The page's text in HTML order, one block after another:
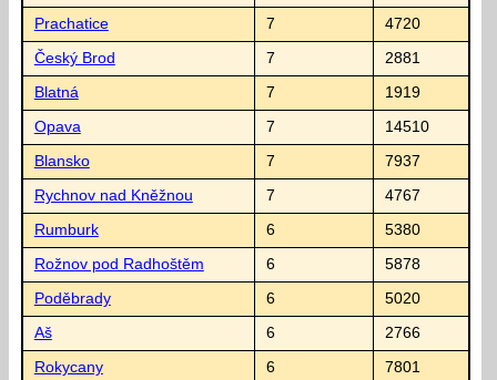
Prachatice 7 4720
Český Brod 7 2881
Blatná 7 1919
Opava 7 14510
Blansko 7 7937
Rychnov nad Kněžnou 7 4767
Rumburk 6 5380
Rožnov pod Radhoštěm 6 5878
Poděbrady 6 5020
Aš 6 2766
Rokycany 6 7801